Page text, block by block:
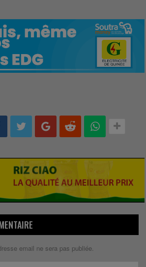
email ne sera pas publiée.